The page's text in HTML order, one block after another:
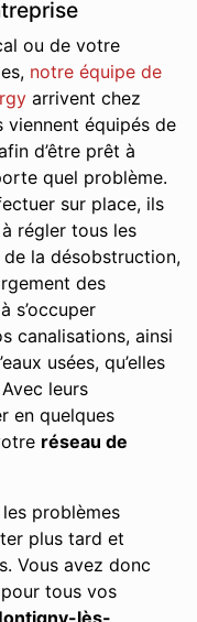
ou de votre
notre équipe de
arrivent chez
viennent équipés de
d’être prêt à
quel problème.
sur place, ils
régler tous les
de la désobstruction,
des
s’occuper
canalisations, ainsi
usées, qu’elles
leurs
en quelques
réseau de
problèmes
plus tard et
Vous avez donc
tous vos
lès-